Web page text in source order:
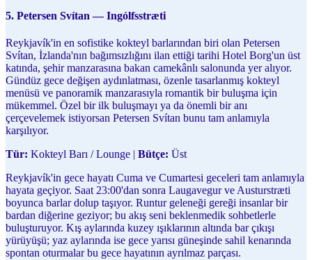
5. Petersen Svítan — Ingólfsstræti
Reykjavík'in en sofistike kokteyl barlarından biri olan Petersen
Svítan, İzlanda'nın bağımsızlığını ilan ettiği tarihi Hotel Borg'un üst
katında, şehir manzarasına bakan camekânlı salonunda yer alıyor.
Gündüz gece değişen aydınlatması, özenle tasarlanmış kokteyl
menüsü ve panoramik manzarasıyla romantik bir buluşma için
mükemmel. Özel bir ilk buluşmayı ya da önemli bir anı
çerçevelemek istiyorsan Petersen Svítan bunu tam anlamıyla
karşılıyor.
Tür: Kokteyl Barı / Lounge | Bütçe: Üst
Reykjavík'in gece hayatı Cuma ve Cumartesi geceleri tam anlamıyla
hayata geçiyor. Saat 23:00'dan sonra Laugavegur ve Austurstræti
boyunca barlar dolup taşıyor. Runtur geleneği gereği insanlar bir
bardan diğerine geziyor; bu akış seni beklenmedik sohbetlerle
buluşturuyor. Kış aylarında kuzey ışıklarının altında bar çıkışı
yürüyüşü; yaz aylarında ise gece yarısı güneşinde sahil kenarında
spontan oturmalar bu gece hayatının ayrılmaz parçası.